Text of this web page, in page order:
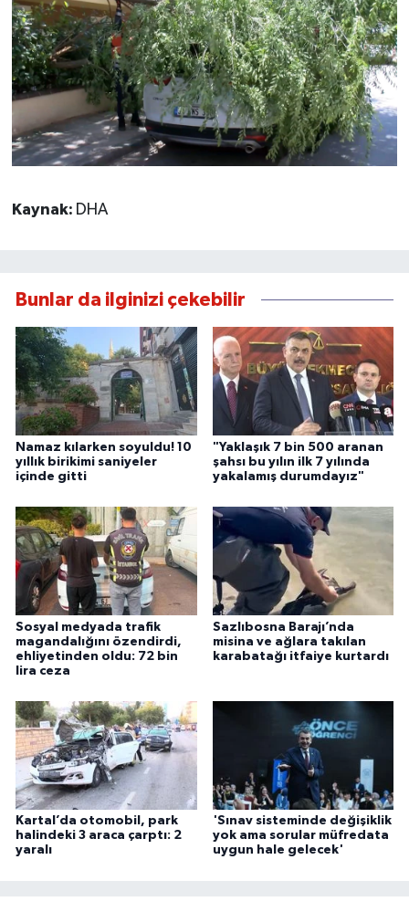
Kaynak: DHA
Bunlar da ilginizi çekebilir
Namaz kılarken soyuldu! 10
yıllık birikimi saniyeler
içinde gitti
"Yaklaşık 7 bin 500 aranan
şahsı bu yılın ilk 7 yılında
yakalamış durumdayız"
Sosyal medyada trafik
magandalığını özendirdi,
ehliyetinden oldu: 72 bin
lira ceza
Sazlıbosna Barajı’nda
misina ve ağlara takılan
karabatağı itfaiye kurtardı
Kartal’da otomobil, park
halindeki 3 araca çarptı: 2
yaralı
'Sınav sisteminde değişiklik
yok ama sorular müfredata
uygun hale gelecek'